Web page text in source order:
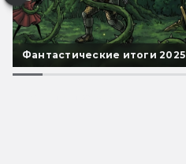
Фантастические итоги 2025